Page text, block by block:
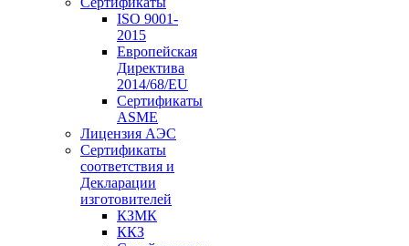
ISO 9001-
2015
Европейская
Директива
2014/68/EU
Сертификаты
ASME
Лицензия АЭС
Сертификаты
соответствия и
Декларации
изготовителей
КЗМК
ККЗ